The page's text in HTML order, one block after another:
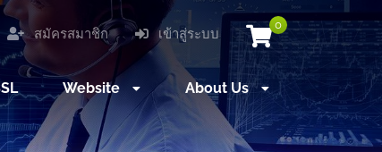
0
เข้าสู่ระบบ
สมัครสมาชิก
Website About Us